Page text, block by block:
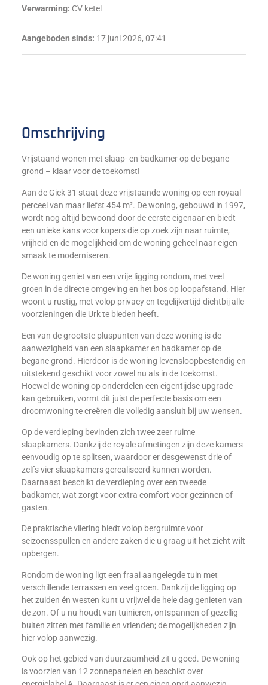
Verwarming: CV ketel
Aangeboden sinds: 17 juni 2026, 07:41
Omschrijving
Vrijstaand wonen met slaap- en badkamer op de begane
grond – klaar voor de toekomst!
Aan de Giek 31 staat deze vrijstaande woning op een royaal
perceel van maar liefst 454 m². De woning, gebouwd in 1997,
wordt nog altijd bewoond door de eerste eigenaar en biedt
een unieke kans voor kopers die op zoek zijn naar ruimte,
vrijheid en de mogelijkheid om de woning geheel naar eigen
smaak te moderniseren.
De woning geniet van een vrije ligging rondom, met veel
groen in de directe omgeving en het bos op loopafstand. Hier
woont u rustig, met volop privacy en tegelijkertijd dichtbij alle
voorzieningen die Urk te bieden heeft.
Een van de grootste pluspunten van deze woning is de
aanwezigheid van een slaapkamer en badkamer op de
begane grond. Hierdoor is de woning levensloopbestendig en
uitstekend geschikt voor zowel nu als in de toekomst.
Hoewel de woning op onderdelen een eigentijdse upgrade
kan gebruiken, vormt dit juist de perfecte basis om een
droomwoning te creëren die volledig aansluit bij uw wensen.
Op de verdieping bevinden zich twee zeer ruime
slaapkamers. Dankzij de royale afmetingen zijn deze kamers
eenvoudig op te splitsen, waardoor er desgewenst drie of
zelfs vier slaapkamers gerealiseerd kunnen worden.
Daarnaast beschikt de verdieping over een tweede
badkamer, wat zorgt voor extra comfort voor gezinnen of
gasten.
De praktische vliering biedt volop bergruimte voor
seizoensspullen en andere zaken die u graag uit het zicht wilt
opbergen.
Rondom de woning ligt een fraai aangelegde tuin met
verschillende terrassen en veel groen. Dankzij de ligging op
het zuiden én westen kunt u vrijwel de hele dag genieten van
de zon. Of u nu houdt van tuinieren, ontspannen of gezellig
buiten zitten met familie en vrienden; de mogelijkheden zijn
hier volop aanwezig.
Ook op het gebied van duurzaamheid zit u goed. De woning
is voorzien van 12 zonnepanelen en beschikt over